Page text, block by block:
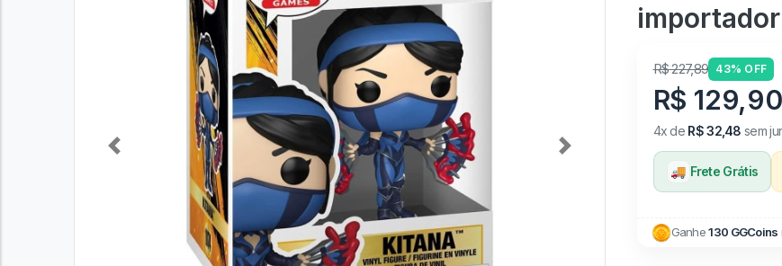
Previous Next
R$ 227,89 43% OFF
R$ 129,90
4x de R$ 32,48 sem
🚚 Frete Grátis
Ganhe130 GGCoins